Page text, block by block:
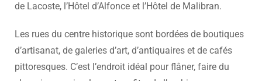
de Lacoste, l’Hôtel d’Alfonce et l’Hôtel de Malibran.
Les rues du centre historique sont bordées de boutiques
d’artisanat, de galeries d’art, d’antiquaires et de cafés
pittoresques. C’est l’endroit idéal pour flâner, faire du